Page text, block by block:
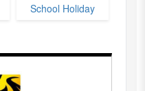
School Holiday